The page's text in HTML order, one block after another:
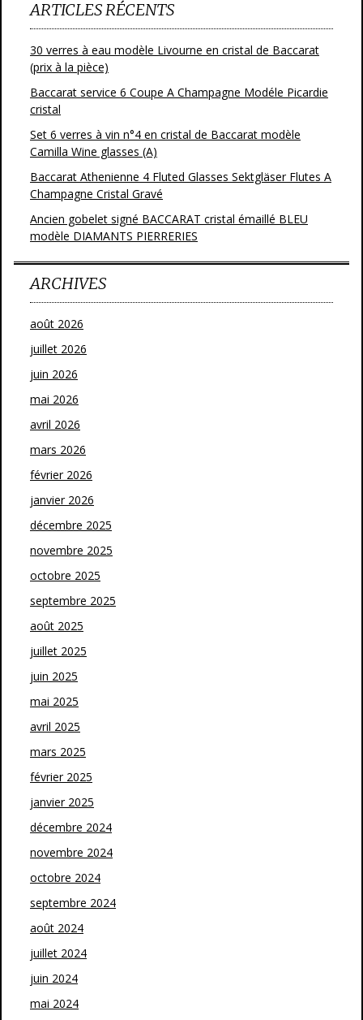
ARTICLES RÉCENTS
30 verres à eau modèle Livourne en cristal de Baccarat
(prix à la pièce)
Baccarat service 6 Coupe A Champagne Modéle Picardie
cristal
Set 6 verres à vin n°4 en cristal de Baccarat modèle
Camilla Wine glasses (A)
Baccarat Athenienne 4 Fluted Glasses Sektgläser Flutes A
Champagne Cristal Gravé
Ancien gobelet signé BACCARAT cristal émaillé BLEU
modèle DIAMANTS PIERRERIES
ARCHIVES
août 2026
juillet 2026
juin 2026
mai 2026
avril 2026
mars 2026
février 2026
janvier 2026
décembre 2025
novembre 2025
octobre 2025
septembre 2025
août 2025
juillet 2025
juin 2025
mai 2025
avril 2025
mars 2025
février 2025
janvier 2025
décembre 2024
novembre 2024
octobre 2024
septembre 2024
août 2024
juillet 2024
juin 2024
mai 2024